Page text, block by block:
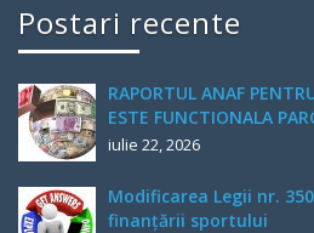
Postari recente
RAPORTUL ANAF
ESTE FUNCTIONALA
iulie 22, 2026
Modificarea Legii nr.
finanțării sportului